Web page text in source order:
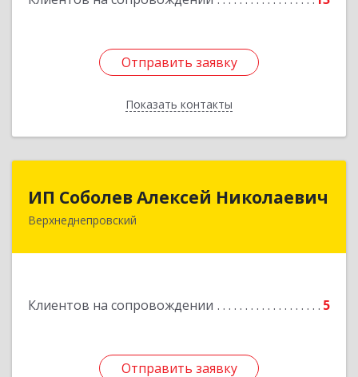
Отправить заявку
Показать контакты
Отправить заявку
Назад
ИП Соболев Алексей Николаевич
Верхнеднепровский
Клиентов на сопровождении 5
Отправить заявку
ИП Соболев Алексей Николаевич
Отправить заявку